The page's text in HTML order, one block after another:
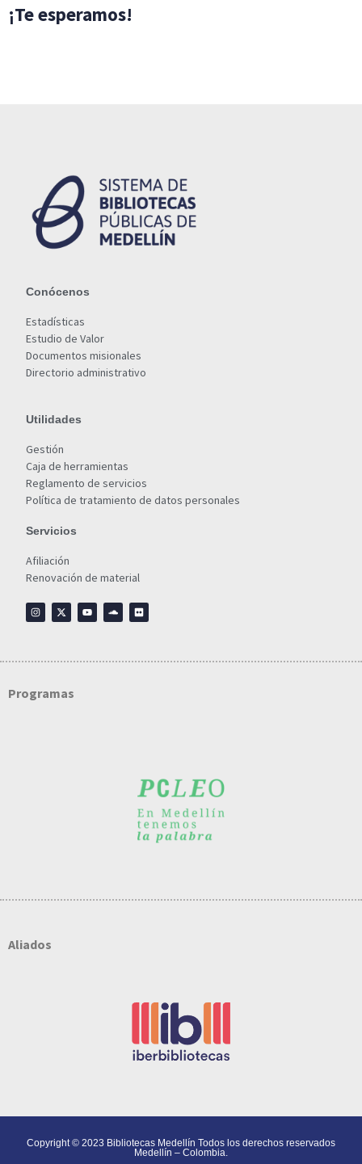
¡Te esperamos!
Conócenos
Estadísticas
Estudio de Valor
Documentos misionales
Directorio administrativo
Utilidades
Gestión
Caja de herramientas
Reglamento de servicios
Política de tratamiento de datos personales
Servicios
Afiliación
Renovación de material
Programas
Aliados
Copyright © 2023 Bibliotecas Medellín Todos los derechos reservados
Medellín – Colombia.